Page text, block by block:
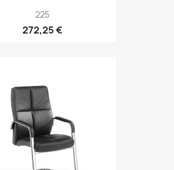
225
272,25 €